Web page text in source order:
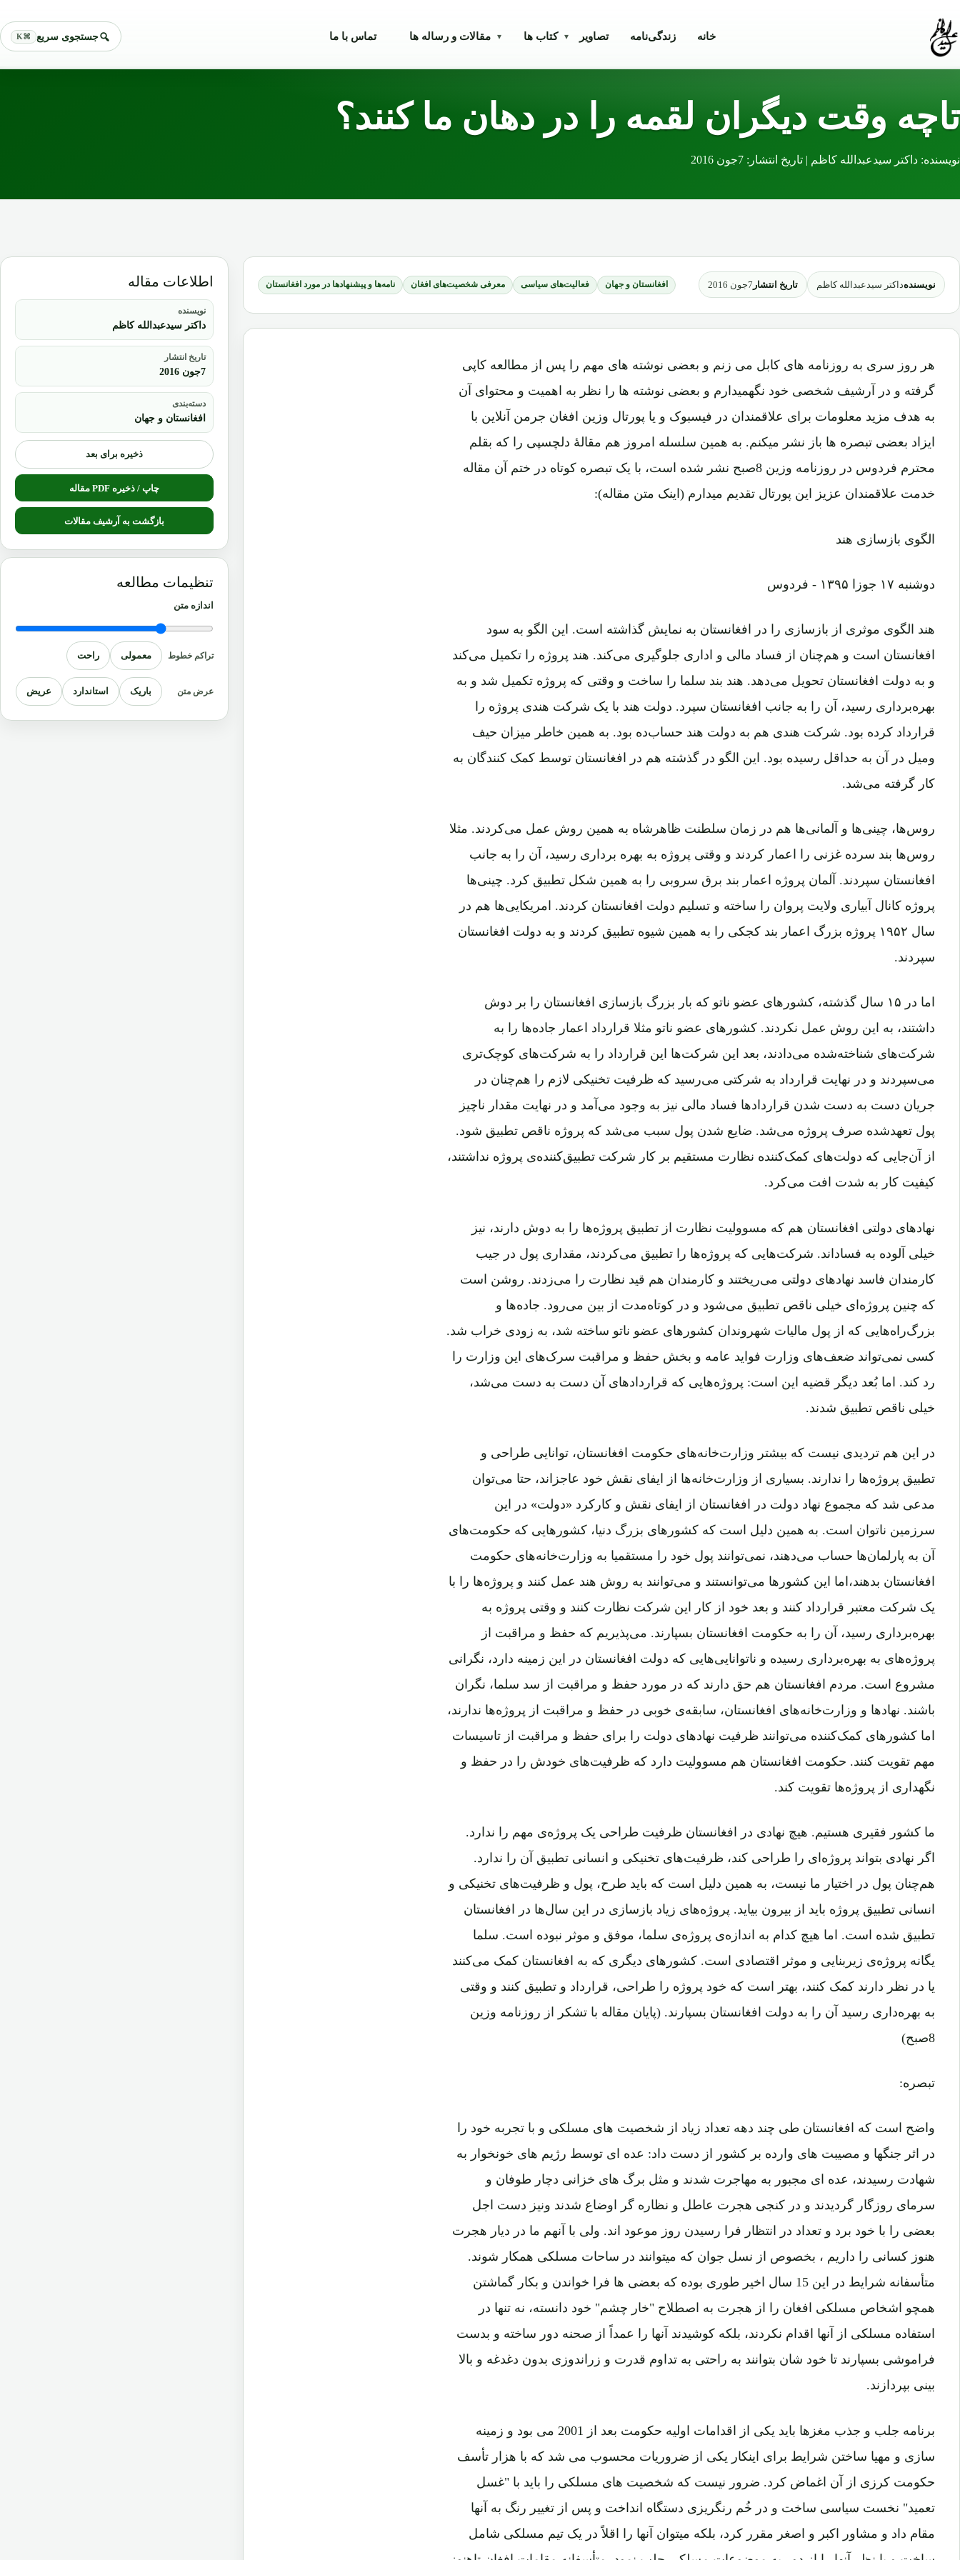
خانه زندگی‌نامه تصاویر کتاب ها ▾ مقالات و رساله ها ▾ تماس با ما جستجوی سریع ⌘K
تاچه وقت دیگران لقمه را در دهان ما کنند؟
نویسنده: داکتر سیدعبدالله کاظم | تاریخ انتشار: 7جون 2016
نویسندهداکتر سیدعبدالله کاظم تاریخ انتشار 7جون 2016 افغانستان و جهان فعالیت‌های سیاسی معرفی شخصیت‌های افغان نامه‌ها و پیشنهادها در مورد افغانستان
هر روز سری به روزنامه های کابل می زنم و بعضی نوشته های مهم را پس از مطالعه کاپی
گرفته و در آرشیف شخصی خود نگهمیدارم و بعضی نوشته ها را نظر به اهمیت و محتوای آن
به هدف مزید معلومات برای علاقمندان در فیسبوک و یا پورتال وزین افغان جرمن آنلاین با
ایزاد بعضی تبصره ها باز نشر میکنم. به همین سلسله امروز هم مقالۀ دلچسپی را که بقلم
محترم فردوس در روزنامه وزین 8صبح نشر شده است، با یک تبصره کوتاه در ختم آن مقاله
خدمت علاقمندان عزیز این پورتال تقدیم میدارم (اینک متن مقاله):
الگوی بازسازی هند
دوشنبه ۱۷ جوزا ۱۳۹۵ - فردوس
هند الگوی موثری از بازسازی را در افغانستان به نمایش گذاشته است. این الگو به سود
افغانستان است و هم‌چنان از فساد مالی و اداری جلوگیری می‌کند. هند پروژه را تکمیل می‌کند
و به دولت افغانستان تحویل می‌دهد. هند بند سلما را ساخت و وقتی که پروژه تکمیل شد و به
بهره‌برداری رسید، آن را به جانب افغانستان سپرد. دولت هند با یک شرکت هندی پروژه را
قرارداد کرده بود. شرکت هندی هم به دولت هند حساب‌ده بود. به همین خاطر میزان حیف‌
ومیل در آن به حداقل رسیده بود. این الگو در گذشته هم در افغانستان توسط کمک ‌کنندگان به
کار گرفته می‌شد.
روس‌ها، چینی‌ها و آلمانی‌ها هم در زمان سلطنت ظاهرشاه به همین روش عمل می‌کردند. مثلا
روس‌ها بند سرده غزنی را اعمار کردند و وقتی پروژه به بهره‌ برداری رسید، آن را به جانب
افغانستان سپردند. آلمان پروژه اعمار بند برق سروبی را به همین شکل تطبیق کرد. چینی‌ها
پروژه کانال آبیاری ولایت پروان را ساخته و تسلیم دولت افغانستان کردند. امریکایی‌ها هم در
سال ۱۹۵۲ پروژه بزرگ اعمار بند کجکی را به همین شیوه تطبیق کردند و به دولت افغانستان
سپردند.
اما در ۱۵ سال گذشته، کشورهای عضو ناتو که بار بزرگ بازسازی افغانستان را بر دوش
داشتند، به این روش عمل نکردند. کشورهای عضو ناتو مثلا قرارداد اعمار جاده‌ها را به
شرکت‌های شناخته‌شده می‌دادند، بعد این شرکت‌ها این قرارداد را به شرکت‌های کوچک‌تری
می‌سپردند و در نهایت قرارداد به شرکتی می‌رسید که ظرفیت تخنیکی لازم را هم‌چنان در
جریان دست‌ به‌ دست‌ شدن قرارداد‌ها فساد مالی نیز به ‌وجود می‌آمد و در نهایت مقدار ناچیز
پول تعهدشده صرف پروژه می‌شد. ضایع شدن پول سبب می‌شد که پروژه ناقص تطبیق شود.
از آن‌جایی که دولت‌های کمک‌کننده نظارت مستقیم بر کار شرکت تطبیق‌کننده‌ی پروژه‌‌‌‌ نداشتند،
کیفیت کار به شدت افت می‌کرد.
نهاد‌های دولتی افغانستان هم که مسوولیت نظارت از تطبیق پروژه‌ها را به دوش دارند، نیز
خیلی آلوده به فساد‌اند. شرکت‌هایی که پروژه‌ها را تطبیق می‌کردند، مقداری پول در جیب
کارمندان فاسد نهادهای دولتی می‌ریختند و کارمندان هم قید نظارت را می‌زدند. روشن است
که چنین پروژه‌ای خیلی ناقص تطبیق می‌شود و در کوتاه‌مدت از بین می‌رود. جاده‌ها و
بزرگ‌راه‌هایی که از پول مالیات شهروندان کشورهای عضو ناتو ساخته شد، به زودی خراب شد.
کسی نمی‌تواند ضعف‌های وزارت فواید عامه و بخش حفظ و مراقبت سرک‌های این وزارت را
رد کند. اما بُعد دیگر قضیه این است: پروژه‌هایی که قراردادهای آن دست ‌به‌ دست می‌شد،
خیلی ناقص تطبیق شدند.
در این هم تردیدی نیست که بیشتر وزارت‌خانه‌های حکومت افغانستان، توانایی طراحی و
تطبیق پروژه‌ها را ندارند. بسیاری از وزارت‌خانه‌ها از ایفای نقش خود عاجزاند، حتا می‌توان
مدعی شد که مجموع نهاد دولت در افغانستان از ایفای نقش و کارکرد «دولت» در این
سرزمین ناتوان است. به همین دلیل است که کشورهای بزرگ دنیا، کشورهایی که حکومت‌های
آن به پارلمان‌ها حساب می‌دهند، نمی‌توانند پول خود را مستقمیا به وزارت‌خانه‌های حکومت
افغانستان بدهند،اما این کشورها می‌توانستند و می‌توانند به روش هند عمل کنند و پروژه‌ها را با
یک شرکت معتبر قرارداد کنند و بعد خود از کار این شرکت نظارت کنند و وقتی پروژه به
بهره‌برداری رسید، آن را به حکومت افغانستان بسپارند. می‌پذیریم که حفظ و مراقبت از
پروژه‌های به بهره‌برداری رسیده و ناتوانایی‌هایی که دولت افغانستان در این زمینه دارد، نگرانی
مشروع است. مردم افغانستان هم حق دارند که در مورد حفظ و مراقبت از سد سلما، نگران
باشند. نهاد‌ها و وزارت‌خانه‌های افغانستان، سابقه‌ی خوبی در حفظ و مراقبت از پروژه‌ها ندارند،
اما کشورهای کمک‌کننده می‌توانند ظرفیت‌ نهاد‌های دولت را برای حفظ و مراقبت از تاسیسات
مهم تقویت کنند. حکومت افغانستان هم مسوولیت دارد که ظرفیت‌های خودش را در حفظ و
نگهداری از پروژه‌ها تقویت کند.
ما کشور فقیری هستیم. هیچ نهادی در افغانستان ظرفیت طراحی یک پروژه‌ی مهم را ندارد.
اگر نهادی بتواند پروژه‌ای را طراحی کند، ظرفیت‌های تخنیکی و انسانی تطبیق آن را ندارد.
هم‌چنان پول در اختیار ما نیست، به همین دلیل است که باید طرح، پول و ظرفیت‌های تخنیکی و
انسانی تطبیق پروژه باید از بیرون بیاید. پروژه‌های زیاد بازسازی در این سال‌ها در افغانستان
تطبیق شده است. اما هیچ کدام به اندازه‌ی پروژه‌ی سلما، موفق و موثر نبوده است. سلما
یگانه‌ پروژه‌ی زیربنایی و موثر اقتصادی است. کشورهای دیگری که به افغانستان کمک می‌کنند
یا در نظر دارند کمک کنند، بهتر است که خود پروژه را طراحی، قرارداد و تطبیق کنند و وقتی
به بهره‌داری رسید آن را به دولت افغانستان بسپارند. (پایان مقاله با تشکر از روزنامه وزین
8صبح)
تبصره:
واضح است که افغانستان طی چند دهه تعداد زیاد از شخصیت های مسلکی و با تجربه خود را
در اثر جنگها و مصیبت های وارده بر کشور از دست داد: عده ای توسط رژیم های خونخوار به
شهادت رسیدند، عده ای مجبور به مهاجرت شدند و مثل برگ های خزانی دچار طوفان و
سرمای روزگار گردیدند و در کنجی هجرت عاطل و نظاره گر اوضاع شدند ونیز دست اجل
بعضی را با خود برد و تعداد در انتظار فرا رسیدن روز موعود اند. ولی با آنهم ما در دیار هجرت
هنوز کسانی را داریم ، بخصوص از نسل جوان که میتوانند در ساحات مسلکی همکار شوند.
متأسفانه شرایط در این 15 سال اخیر طوری بوده که بعضی ها فرا خواندن و بکار گماشتن
همچو اشخاص مسلکی افغان را از هجرت به اصطلاح "خار چشم" خود دانسته، نه تنها در
استفاده مسلکی از آنها اقدام نکردند، بلکه کوشیدند آنها را عمداً از صحنه دور ساخته و بدست
فراموشی بسپارند تا خود شان بتوانند به راحتی به تداوم قدرت و زراندوزی بدون دغدغه و بالا
بینی بپردازند.
برنامه جلب و جذب مغزها باید یکی از اقدامات اولیه حکومت بعد از 2001 می بود و زمینه
سازی و مهیا ساختن شرایط برای اینکار یکی از ضروریات محسوب می شد که با هزار تأسف
حکومت کرزی از آن اغماض کرد. ضرور نیست که شخصیت های مسلکی را باید با "غسل
تعمید" نخست سیاسی ساخت و در خُم رنگریزی دستگاه انداخت و پس از تغییر رنگ به آنها
مقام داد و مشاور اکبر و اصغر مقرر کرد، بلکه میتوان آنها را اقلاً در یک تیم مسلکی شامل
ساخت و یا نظر آنها را از دور به موضوعات مسلکی جلب نمود. متأسفانه مقامات افغان تاهنوز
اطلاعات مقاله
نویسنده
داکتر سیدعبدالله کاظم
تاریخ انتشار
7جون 2016
دسته‌بندی
افغانستان و جهان
ذخیره برای بعد
چاپ / ذخیره PDF مقاله
بازگشت به آرشیف مقالات
تنظیمات مطالعه
اندازه متن
تراکم خطوط معمولی راحت
عرض متن باریک استاندارد عریض